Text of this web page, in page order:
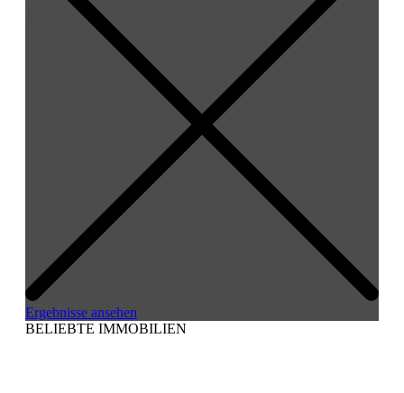
Ergebnisse ansehen
BELIEBTE IMMOBILIEN